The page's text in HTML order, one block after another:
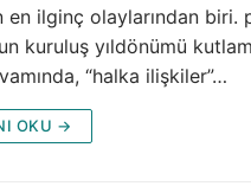
en ilginç olaylarından biri.
kuruluş yıldönümü
“halka ilişkiler”…
OKU →